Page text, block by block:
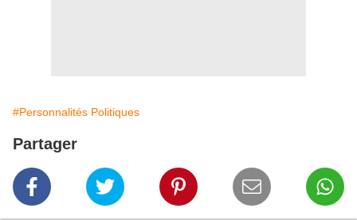
#Personnalités Politiques
Partager